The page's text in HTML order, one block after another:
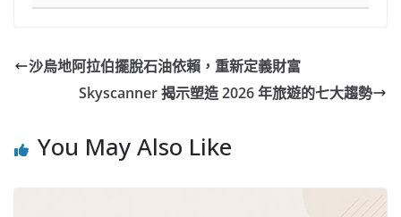
沙烏地阿拉伯擺脫石油依賴，重新定義財富
Skyscanner 揭示塑造 2026 年旅遊的七大趨勢
You May Also Like